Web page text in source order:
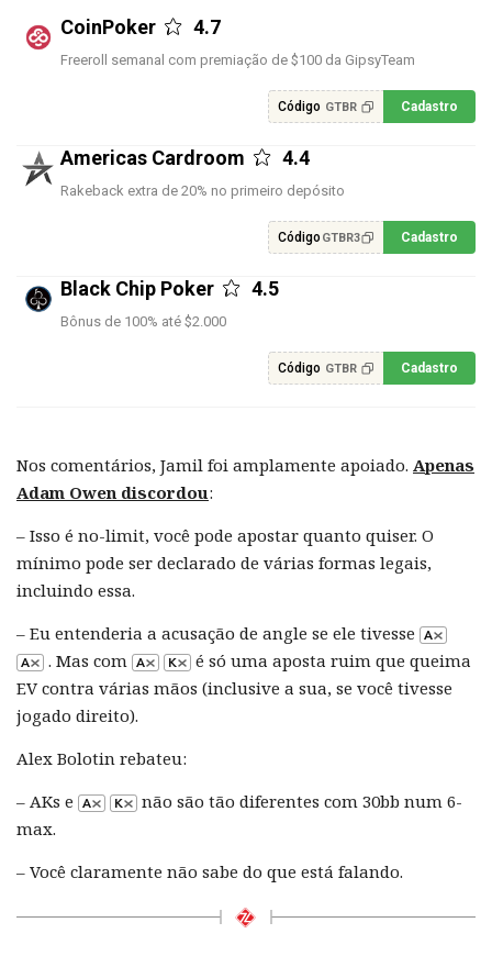
CoinPoker 4.7
Freeroll semanal com premiação de $100 da GipsyTeam
Código GTBR Cadastro
Americas Cardroom 4.4
Rakeback extra de 20% no primeiro depósito
Código GTBR3 Cadastro
Black Chip Poker 4.5
Bônus de 100% até $2.000
Código GTBR Cadastro
Nos comentários, Jamil foi amplamente apoiado. Apenas
Adam Owen discordou:
– Isso é no-limit, você pode apostar quanto quiser. O
mínimo pode ser declarado de várias formas legais,
incluindo essa.
– Eu entenderia a acusação de angle se ele tivesse
. Mas com
é só uma aposta ruim que queima
EV contra várias mãos (inclusive a sua, se você tivesse
jogado direito).
Alex Bolotin rebateu:
– AKs e
não são tão diferentes com 30bb num 6-
max.
– Você claramente não sabe do que está falando.